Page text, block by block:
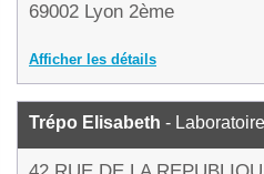
69002 Lyon 2ème
Afficher les détails
Trépo Elisabeth -